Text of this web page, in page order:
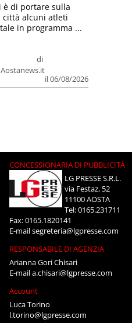
di
il 06/08/2026
è di portare sulla
città alcuni atleti
in programma ...
CONCESSIONARIA DI PUBBLICITÀ
LG PRESSE S.R.L.
via Festaz, 52
11100 AOSTA
Tel: 0165.231711
Fax: 0165.1820141
E-mailsegreteria@lgpresse.com
RESPONSABILE DI AGENZIA
Arianna Gori Chisari
E-maila.chisari@lgpresse.com
Account
Luca Torino
l.torino@lgpresse.com